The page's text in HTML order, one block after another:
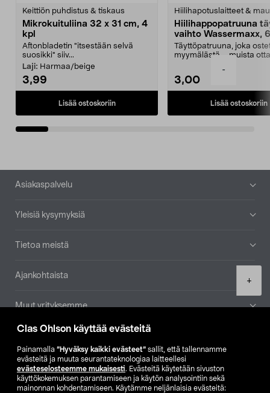
Clas Ohlson käyttää evästeitä
Painamalla ”Hyväksy kaikki evästeet” sallit, että tallennamme
evästeitä ja muuta seurantateknologiaa laitteellesi
evästeselosteemme mukaisesti. Evästeitä käytetään sivuston
käyttökokemuksen parantamiseen ja käytön analysointiin sekä
mainonnan kohdentamiseen. Käytämme neljänlaisia evästeitä:
-
+
Keittiön puhdistus & tiskaus
Mikrokuituliina 32 x 31 cm, 4
kpl
Aftonbladetin "itsestään selvä
suosikki" siiv...
Laji: Harmaa/beige
3,99
Lisää ostoskoriin
Hiilihapotuslaitteet &
Hiilihappopatruuna
vaihto Wassermaxx,
Täyttöpatruuna, joka
myymälästä – muista
3,00
Lisää ostoskoriin
Alatunniste
Asiakaspalvelu
Yleisiä kysymyksiä
Tietoa meistä
Ajankohtaista
Muut yrityksemme
Etsi myymälä
SE NO FI
FI SV